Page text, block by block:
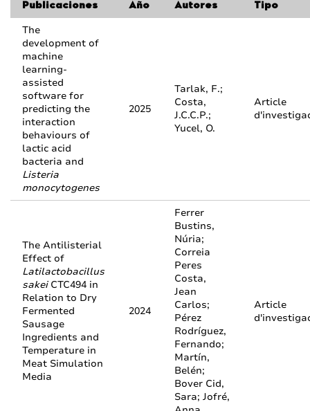
Publicaciones Año Autores Tipo
The
development of
machine
learning-
assisted
software for
predicting the
interaction
behaviours of
lactic acid
bacteria and
Listeria
monocytogenes
2025
Tarlak, F.;
Costa,
J.C.C.P.;
Yucel, O.
Article
The Antilisterial
Effect of
Latilactobacillus
sakeiCTC494 in
Relation to Dry
Fermented
Sausage
Ingredients and
Temperature in
Meat Simulation
Media
2024
Ferrer
Bustins,
Núria;
Correia
Peres
Costa,
Jean
Carlos;
Pérez
Rodríguez,
Fernando;
Martín,
Belén;
Bover Cid,
Sara; Jofré,
Article